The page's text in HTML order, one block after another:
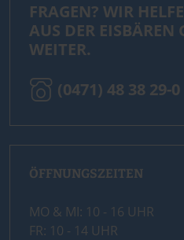
FRAGEN? WIR
AUS DER EISBÄREN
WEITER.
(0471) 48 38 29-0
ÖFFNUNGSZEITEN
MO & MI: 10 - 16 UHR
FR: 10 - 14 UHR